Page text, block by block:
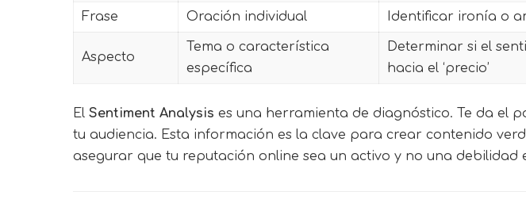
Frase Oración individual Identificar ironía o
Aspecto
Tema o característica
específica
Determinar si el
hacia el ‘precio’
El Sentiment Analysis es una herramienta de diagnóstico. Te da el
tu audiencia. Esta información es la clave para crear contenido
asegurar que tu reputación online sea un activo y no una debilidad